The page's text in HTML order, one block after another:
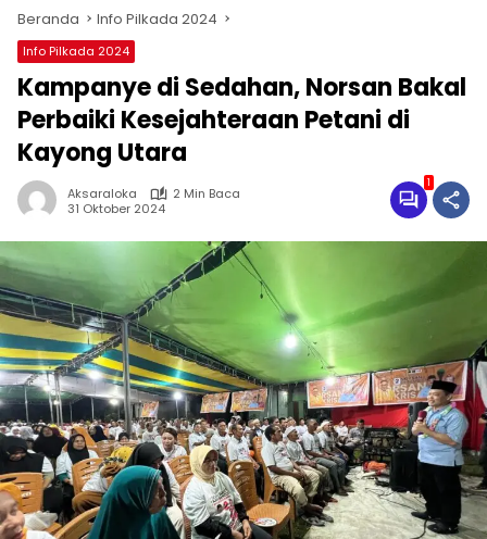
Beranda Info Pilkada 2024
Info Pilkada 2024
Kampanye di Sedahan, Norsan Bakal
Perbaiki Kesejahteraan Petani di
Kayong Utara
Aksaraloka
2 Min Baca
31 Oktober 2024
1